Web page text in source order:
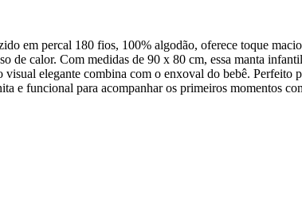
em percal 180 fios, 100% algodão, oferece toque
de calor. Com medidas de 90 x 80 cm, essa manta
elegante combina com o enxoval do bebê. Perfeito
e funcional para acompanhar os primeiros momentos